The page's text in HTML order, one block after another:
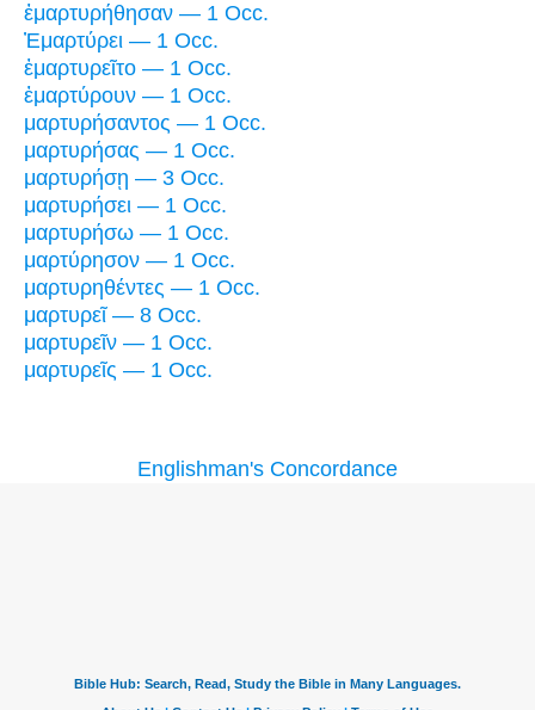
ἐμαρτυρήθησαν — 1 Occ.
Ἐμαρτύρει — 1 Occ.
ἐμαρτυρεῖτο — 1 Occ.
ἐμαρτύρουν — 1 Occ.
μαρτυρήσαντος — 1 Occ.
μαρτυρήσας — 1 Occ.
μαρτυρήσῃ — 3 Occ.
μαρτυρήσει — 1 Occ.
μαρτυρήσω — 1 Occ.
μαρτύρησον — 1 Occ.
μαρτυρηθέντες — 1 Occ.
μαρτυρεῖ — 8 Occ.
μαρτυρεῖν — 1 Occ.
μαρτυρεῖς — 1 Occ.
Englishman's Concordance